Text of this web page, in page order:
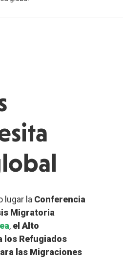
lugar la Conferencia
Migratoria
, el Alto
los Refugiados
las Migraciones